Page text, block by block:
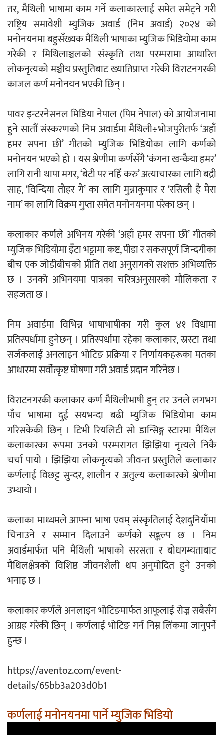
तर, मैथिली भाषामा काम गर्ने कलाकारलाई समेत समेट्ने गरी
राष्ट्रिय समावेशी म्युजिक अवार्ड (निम अवार्ड) २०२४ को
मनोनयनमा बहुसँख्यक मैथिली भाषाका म्युजिक भिडियोमा काम
गरेकी र मिथिलाञ्चलको संस्कृति तथा परम्परामा आधारित
लोकनृत्यको मञ्चीय प्रस्तुतिबाट ख्यातिप्राप्त गरेकी विराटनगरकी
काजल कर्ण मनोनयन भएकी छिन् ।
पावर इन्टरनेसनल मिडिया नेपाल (पिम नेपाल) को आयोजनामा
हुने सातौं संस्करणको निम अवार्डमा मैथिली÷भोजपुरीतर्फ ‘अहाँ
हमर सपना छी’ गीतको म्युजिक भिडियोका लागि कर्णको
मनोनयन भएको हो । यस श्रेणीमा कर्णसँगै ‘कंगना खन्कैया हमर’
लागि रानी थापा मगर, ‘बेटी पर नहिँ करु’ अत्याचारका लागि बद्री
साह, ‘विन्दिया तोहर गे’ का लागि मुन्नाकुमार र ‘रसिली है मेरा
नाम’ का लागि विक्रम गुप्ता समेत मनोनयनमा परेका छन् ।
कलाकार कर्णले अभिनय गरेकी ‘अहाँ हमर सपना छी’ गीतको
म्युजिक भिडियोमा इँटा भट्टामा कष्ट, पीडा र सकसपूर्ण जिन्दगीका
बीच एक जोडीबीचको प्रीति तथा अनुरागको सशक्त अभिव्यक्ति
छ । उनको अभिनयमा पात्रका चरित्रअनुसारको मौलिकता र
सहजता छ ।
निम अवार्डमा विभिन्न भाषाभाषीका गरी कुल ४१ विधामा
प्रतिस्पर्धामा हुनेछन् । प्रतिस्पर्धामा रहेका कलाकार, स्रस्टा तथा
सर्जकलाई अनलाइन भोटिङ प्रक्रिया र निर्णायकहरूका मतका
आधारमा सर्वोत्कृष्ट घोषणा गरी अवार्ड प्रदान गरिनेछ ।
विराटनगरकी कलाकार कर्ण मैथिलीभाषी हुन् तर उनले लगभग
पाँच भाषामा दुई सयभन्दा बढी म्युजिक भिडियोमा काम
गरिसकेकी छिन् । टिभी रियलिटी सो डान्सिङ्ग स्टारमा मैथिल
कलाकारका रूपमा उनको परम्परागत झिझिया नृत्यले निकै
चर्चा पायो । झिझिया लोकनृत्यको जीवन्त प्रस्तुतिले कलाकार
कर्णलाई विछट्ट सुन्दर, शालीन र अतुल्य कलाकारको श्रेणीमा
उभ्यायो ।
कलाका माध्यमले आफ्ना भाषा एवम् संस्कृतिलाई देशदुनियाँमा
चिनाउने र सम्मान दिलाउने कर्णको सङ्कल्प छ । निम
अवार्डमार्फत पनि मैथिली भाषाको सरसता र बोधगम्यताबाट
मैथिलक्षेत्रको विशिष्ठ जीवनशैली थप अनुमोदित हुने उनको
भनाइ छ ।
कलाकार कर्णले अनलाइन भोटिङमार्फत आफूलाई रोज्न सबैसँग
आग्रह गरेकी छिन् । कर्णलाई भोटिङ गर्न निम्न लिंकमा जानुपर्ने
हुन्छ ।
https://aventoz.com/event-
details/65bb3a203d0b1
कर्णलाई मनोनयनमा पार्ने म्युजिक भिडियो